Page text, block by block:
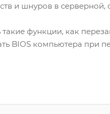
и шнуров в серверной,
функции, как
BIOS компьютера при